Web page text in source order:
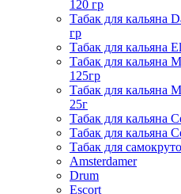
120 гр
Табак для кальяна
гр
Табак для кальяна
Табак для кальяна
125гр
Табак для кальяна
25г
Табак для кальяна
Табак для кальяна
Табак для
Amsterdamer
Drum
Escort